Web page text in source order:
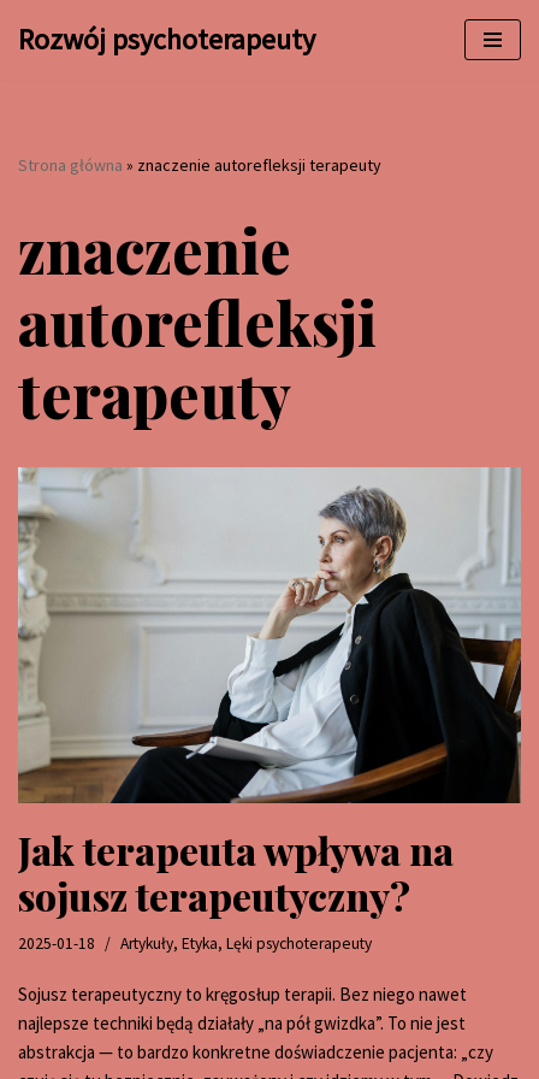
Rozwój psychoterapeuty
Strona główna » znaczenie autorefleksji terapeuty
znaczenie
autorefleksji
terapeuty
Jak terapeuta wpływa na
sojusz terapeutyczny?
2025-01-18 Artykuły, Etyka, Lęki psychoterapeuty
Sojusz terapeutyczny to kręgosłup terapii. Bez niego nawet
najlepsze techniki będą działały „na pół gwizdka”. To nie jest
abstrakcja — to bardzo konkretne doświadczenie pacjenta: „czy